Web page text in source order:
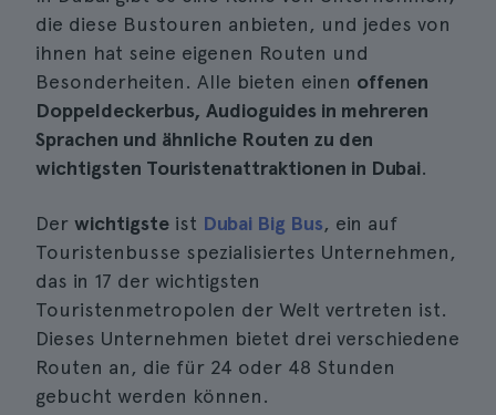
die diese Bustouren anbieten, und jedes von
ihnen hat seine eigenen Routen und
Besonderheiten. Alle bieten einen offenen
Doppeldeckerbus, Audioguides in mehreren
Sprachen und ähnliche Routen zu den
wichtigsten Touristenattraktionen in Dubai.
Der wichtigste ist Dubai Big Bus, ein auf
Touristenbusse spezialisiertes Unternehmen,
das in 17 der wichtigsten
Touristenmetropolen der Welt vertreten ist.
Dieses Unternehmen bietet drei verschiedene
Routen an, die für 24 oder 48 Stunden
gebucht werden können.